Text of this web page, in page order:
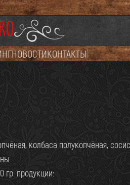
НОВОСТИКОНТАКТЫ
колбаса полукопчёная,
гр. продукции: